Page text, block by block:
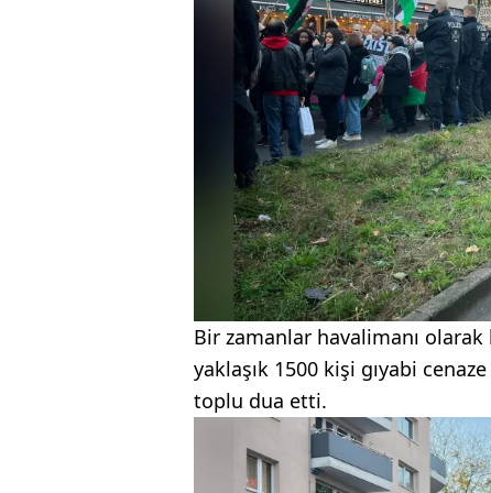
Bir zamanlar havalimanı
yaklaşık 1500 kişi gıyabi
toplu dua etti.